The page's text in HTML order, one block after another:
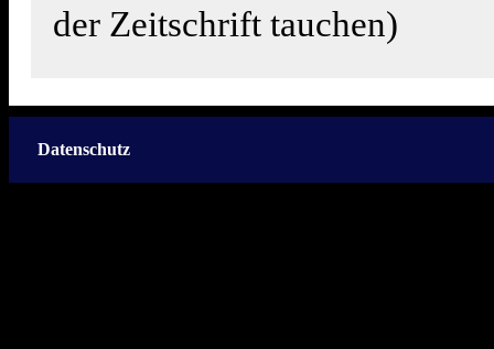
der Zeitschrift tauchen)
Datenschutz